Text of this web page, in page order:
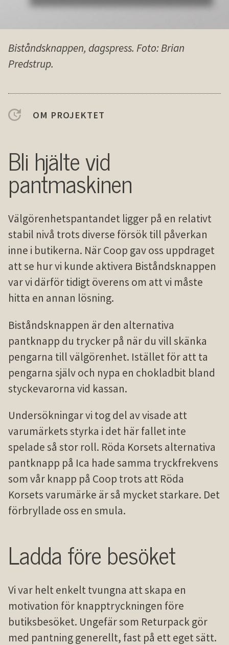
Biståndsknappen, dagspress. Foto: Brian
Predstrup.
OM PROJEKTET
Bli hjälte vid
pantmaskinen
Välgörenhetspantandet ligger på en relativt
stabil nivå trots diverse försök till påverkan
inne i butikerna. När Coop gav oss uppdraget
att se hur vi kunde aktivera Bistånds­knappen
var vi därför tidigt överens om att vi måste
hitta en annan lösning.
Biståndsknappen är den alternativa
pantknapp du trycker på när du vill skänka
pengarna till välgörenhet. Istället för att ta
pengarna själv och nypa en chokladbit bland
styckevarorna vid kassan.
Undersökningar vi tog del av visade att
varumärkets styrka i det här fallet inte
spelade så stor roll. Röda Korsets alternativa
pantknapp på Ica hade samma tryckfrekvens
som vår knapp på Coop trots att Röda
Korsets varumärke är så mycket starkare. Det
förbryllade oss en smula.
Ladda före besöket
Vi var helt enkelt tvungna att skapa en
motivation för knapptryckningen före
butiksbesöket. Ungefär som Returpack gör
med pantning generellt, fast på ett eget sätt.